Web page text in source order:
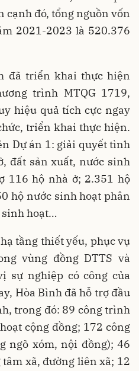
cạnh đó, tổng nguồn vốn
2021-2023 là 520.376
đã triển khai thực hiện
trình MTQG 1719,
hiệu quả tích cực ngay
triển khai thực hiện.
Dự án 1: giải quyết tình
đất sản xuất, nước sinh
116 hộ nhà ở; 2.351 hộ
hộ nước sinh hoạt phân
hoạt…
tầng thiết yếu, phục vụ
vùng đồng DTTS và
sự nghiệp có công của
Hòa Bình đã hỗ trợ đầu
trong đó: 89 công trình
cộng đồng; 172 công
ngõ xóm, nội đồng); 46
xã, đường liên xã; 12